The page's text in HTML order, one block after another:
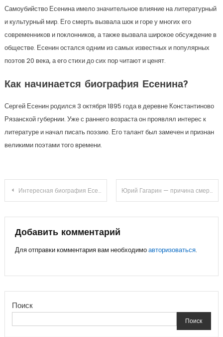
Самоубийство Есенина имело значительное влияние на литературный
и культурный мир. Его смерть вызвала шок и горе у многих его
современников и поклонников, а также вызвала широкое обсуждение в
обществе. Есенин остался одним из самых известных и популярных
поэтов 20 века, а его стихи до сих пор читают и ценят.
Как начинается биография Есенина?
Сергей Есенин родился 3 октября 1895 года в деревне Константиново
Рязанской губернии. Уже с раннего возраста он проявлял интерес к
литературе и начал писать поэзию. Его талант был замечен и признан
великими поэтами того времени.
Навигация
записям
Интересная биография Есенина для 6 класса — узнайте все о жизни и творчестве великого поэта! Юрий Гагарин — причина смерти, биография и последние новости 2022
Добавить комментарий
Для отправки комментария вам необходимоавторизоваться.
Поиск
Поиск